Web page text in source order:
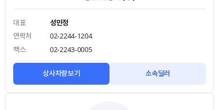
대표
성민정
연락처
02-2244-1204
팩스
02-2243-0005
상사차량보기 소속딜러